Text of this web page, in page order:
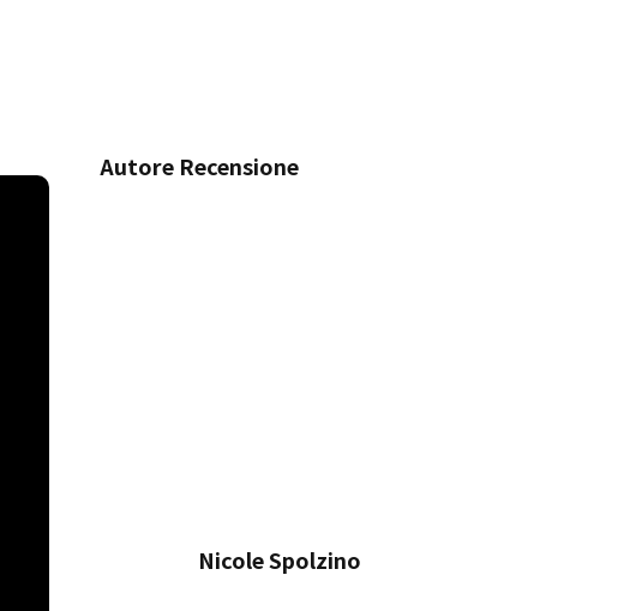
Autore Recensione
Nicole Spolzino